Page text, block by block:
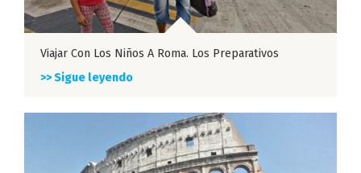
Viajar Con Los Niños A Roma. Los Preparativos
>> Sigue leyendo